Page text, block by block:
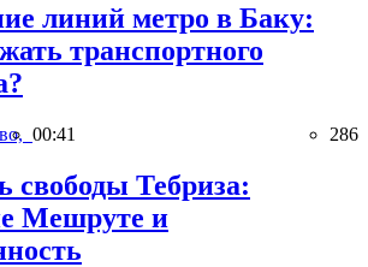
линий метро в Баку:
транспортного
00:41 286
свободы Тебриза:
Мешруте и